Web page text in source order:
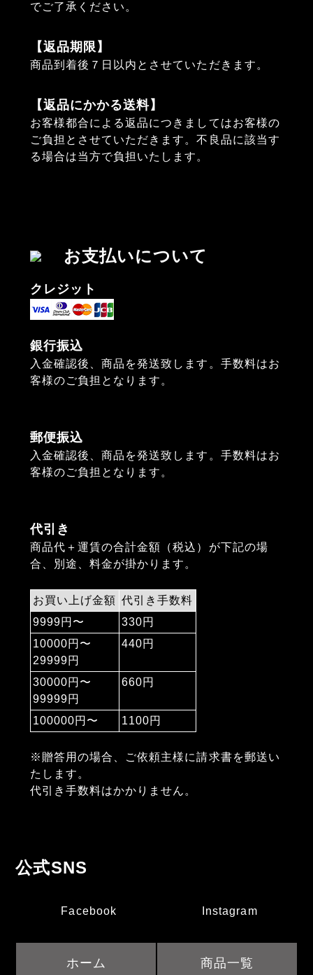
でご了承ください。
【返品期限】
商品到着後７日以内とさせていただきます。
【返品にかかる送料】
お客様都合による返品につきましてはお客様の
ご負担とさせていただきます。不良品に該当す
る場合は当方で負担いたします。
お支払いについて
クレジット
銀行振込
入金確認後、商品を発送致します。手数料はお
客様のご負担となります。
郵便振込
入金確認後、商品を発送致します。手数料はお
客様のご負担となります。
代引き
商品代＋運賃の合計金額（税込）が下記の場
合、別途、料金が掛かります。
お買い上げ金額 代引き手数料
9999円〜
330円
10000円〜
29999円
440円
30000円〜
99999円
660円
100000円〜 1100円
※贈答用の場合、ご依頼主様に請求書を郵送い
たします。
代引き手数料はかかりません。
公式SNS
Facebook Instagram
ホーム 商品一覧